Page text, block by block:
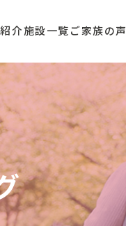
介施設一覧 ご家族の声